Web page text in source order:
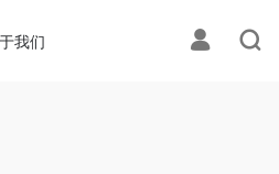
我们